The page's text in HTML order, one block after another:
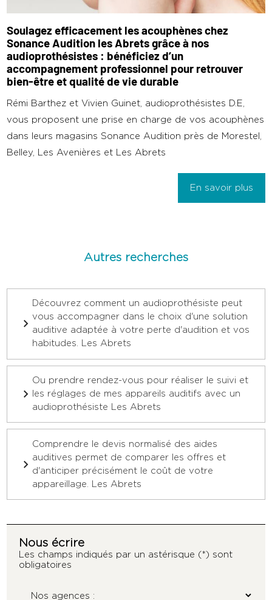
Soulagez efficacement les acouphènes chez
Sonance Audition les Abrets grâce à nos
audioprothésistes : bénéficiez d’un
accompagnement professionnel pour retrouver
bien-être et qualité de vie durable
Rémi Barthez et Vivien Guinet, audioprothésistes D.E,
vous proposent une prise en charge de vos acouphènes
dans leurs magasins Sonance Audition près de Morestel,
Belley, Les Avenières et Les Abrets
En savoir plus
Autres recherches
Découvrez comment un audioprothésiste peut
vous accompagner dans le choix d'une solution
auditive adaptée à votre perte d'audition et vos
habitudes. Les Abrets
Ou prendre rendez-vous pour réaliser le suivi et
les réglages de mes appareils auditifs avec un
audioprothésiste Les Abrets
Comprendre le devis normalisé des aides
auditives permet de comparer les offres et
d'anticiper précisément le coût de votre
appareillage. Les Abrets
Nous écrire
Les champs indiqués par un astérisque (*) sont
obligatoires